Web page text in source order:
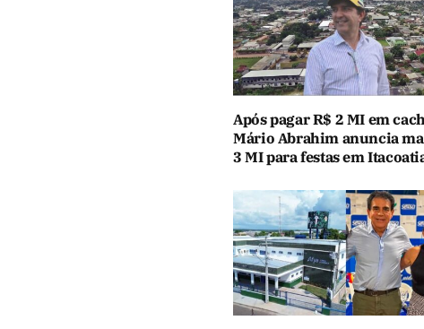
Após pagar R$ 2 MI em
Mário Abrahim anuncia
3 MI para festas em